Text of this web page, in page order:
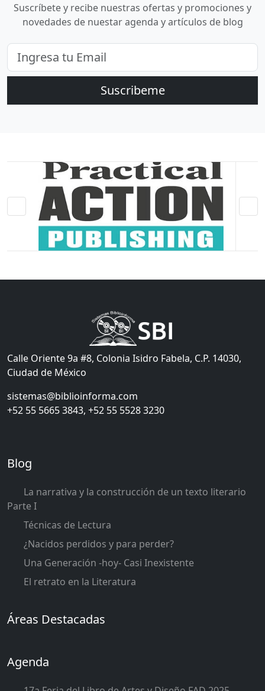
Suscríbete y recibe nuestras ofertas y promociones y
novedades de nuestar agenda y artículos de blog
Suscribeme
Calle Oriente 9a #8, Colonia Isidro Fabela, C.P. 14030,
Ciudad de México
sistemas@biblioinforma.com
+52 55 5665 3843, +52 55 5528 3230
Blog
La narrativa y la construcción de un texto literario
Parte I
Técnicas de Lectura
¿Nacidos perdidos y para perder?
Una Generación -hoy- Casi Inexistente
El retrato en la Literatura
Áreas Destacadas
Agenda